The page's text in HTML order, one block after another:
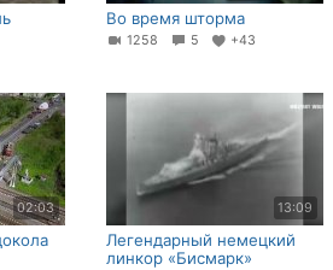
Во время шторма
1258 5 +43
02:03 13:09
Легендарный немецкий
линкор «Бисмарк»